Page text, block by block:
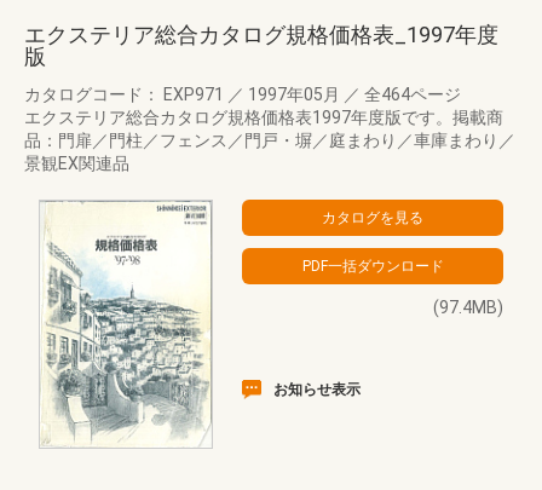
エクステリア総合カタログ規格価格表_1997年度
版
カタログコード： EXP971 ／ 1997年05月 ／ 全464ページ
エクステリア総合カタログ規格価格表1997年度版です。掲載商
品：門扉／門柱／フェンス／門戸・塀／庭まわり／車庫まわり／
景観EX関連品
(97.4MB)
お知らせ表示